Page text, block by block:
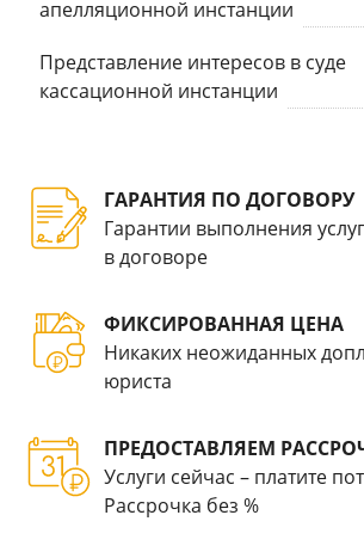
апелляционной инстанции
Представление интересов в суде
кассационной инстанции
ГАРАНТИЯ ПО ДОГОВОРУ
Гарантии выполнения
в договоре
ФИКСИРОВАННАЯ ЦЕНА
Никаких неожиданных
юриста
ПРЕДОСТАВЛЯЕМ
Услуги сейчас – платите
Рассрочка без %